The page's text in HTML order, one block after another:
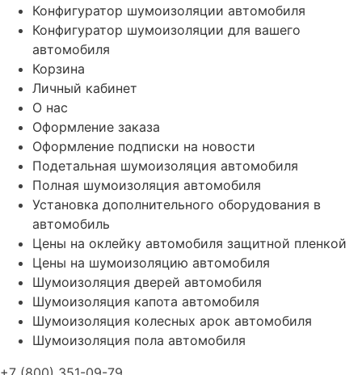
Конфигуратор шумоизоляции автомобиля
Конфигуратор шумоизоляции для вашего
автомобиля
Корзина
Личный кабинет
О нас
Оформление заказа
Оформление подписки на новости
Подетальная шумоизоляция автомобиля
Полная шумоизоляция автомобиля
Установка дополнительного оборудования в
автомобиль
Цены на оклейку автомобиля защитной пленкой
Цены на шумоизоляцию автомобиля
Шумоизоляция дверей автомобиля
Шумоизоляция капота автомобиля
Шумоизоляция колесных арок автомобиля
Шумоизоляция пола автомобиля